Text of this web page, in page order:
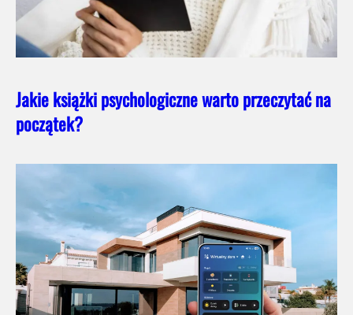
Jakie książki psychologiczne warto przeczytać na
początek?